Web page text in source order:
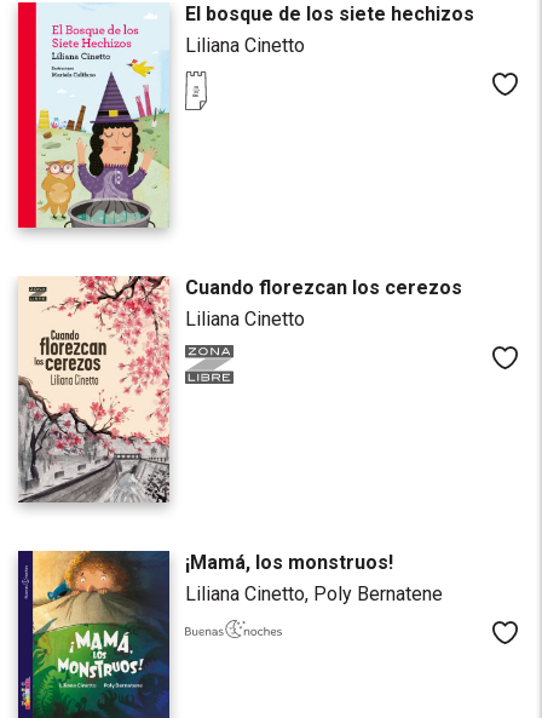
El bosque de los siete hechizos
Liliana Cinetto
Cuando florezcan los cerezos
Liliana Cinetto
¡Mamá, los monstruos!
Liliana Cinetto, Poly Bernatene